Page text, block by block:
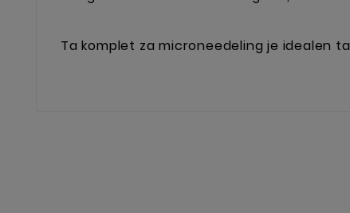
Ta komplet za microneedeling je idealen